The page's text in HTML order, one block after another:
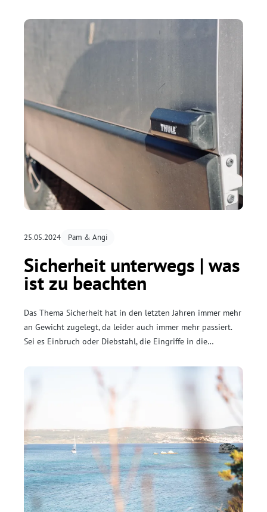
25.05.2024 Pam & Angi
Sicherheit unterwegs | was
ist zu beachten
Das Thema Sicherheit hat in den letzten Jahren immer mehr
an Gewicht zugelegt, da leider auch immer mehr passiert.
Sei es Einbruch oder Diebstahl, die Eingriffe in die
noch kein Grund zur Sorge – in diesem Artikel reden wir
darüber, wie man sich am besten schützt.